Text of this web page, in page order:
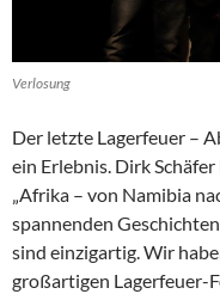
Verlosung
Der letzte Lagerfeuer –
ein Erlebnis. Dirk
„Afrika – von Namibia
spannenden
sind einzigartig. Wir
großartigen Lagerfeuer-